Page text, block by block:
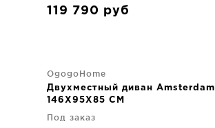
119 790 руб
OgogoHome
Двухместный диван Amsterdam
146X95X85 CM
Под заказ